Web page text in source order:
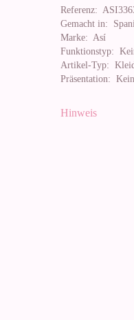
Referenz:
Gemacht in:
Marke: Así
Funktionstyp:
Artikel-Typ:
Präsentation:
Hinweis